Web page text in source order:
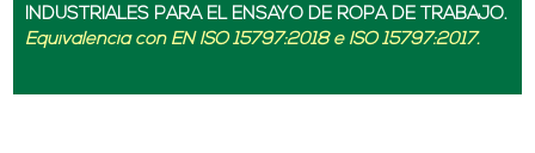
INDUSTRIALES PARA EL ENSAYO DE ROPA DE TRABAJO.
Equivalencia con EN ISO 15797:2018 e ISO 15797:2017.